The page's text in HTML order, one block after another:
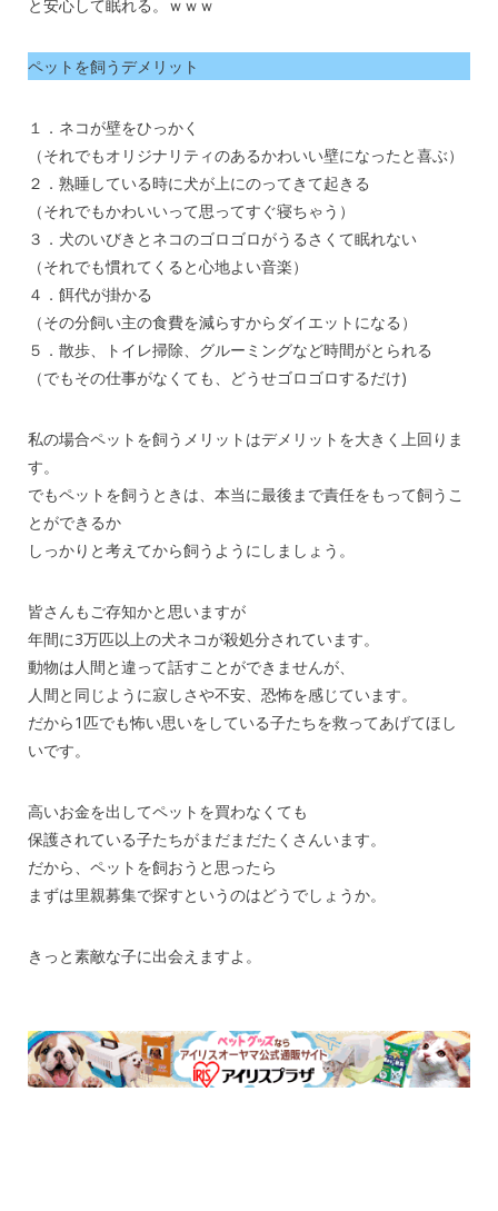
と安心して眠れる。ｗｗｗ
ペットを飼うデメリット
１．ネコが壁をひっかく
（それでもオリジナリティのあるかわいい壁になったと喜ぶ）
２．熟睡している時に犬が上にのってきて起きる
（それでもかわいいって思ってすぐ寝ちゃう）
３．犬のいびきとネコのゴロゴロがうるさくて眠れない
（それでも慣れてくると心地よい音楽）
４．餌代が掛かる
（その分飼い主の食費を減らすからダイエットになる）
５．散歩、トイレ掃除、グルーミングなど時間がとられる
（でもその仕事がなくても、どうせゴロゴロするだけ)
私の場合ペットを飼うメリットはデメリットを大きく上回りま
す。
でもペットを飼うときは、本当に最後まで責任をもって飼うこ
とができるか
しっかりと考えてから飼うようにしましょう。
皆さんもご存知かと思いますが
年間に3万匹以上の犬ネコが殺処分されています。
動物は人間と違って話すことができませんが、
人間と同じように寂しさや不安、恐怖を感じています。
だから1匹でも怖い思いをしている子たちを救ってあげてほし
いです。
高いお金を出してペットを買わなくても
保護されている子たちがまだまだたくさんいます。
だから、ペットを飼おうと思ったら
まずは里親募集で探すというのはどうでしょうか。
きっと素敵な子に出会えますよ。